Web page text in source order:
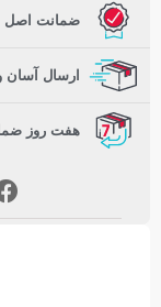
ضمانت اصل
ارسال آسان
هفت روز